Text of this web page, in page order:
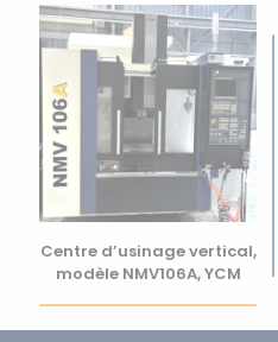
Centre d’usinage vertical,
modèle NMV106A, YCM